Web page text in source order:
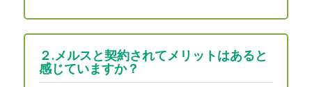
２.メルスと契約されてメリットはあると
感じていますか？